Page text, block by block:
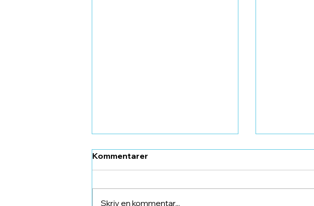
Kommentarer
Skriv en kommentar...